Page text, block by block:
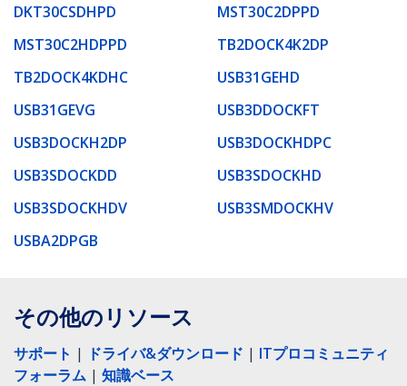
DKT30CSDHPD
MST30C2DPPD
MST30C2HDPPD
TB2DOCK4K2DP
TB2DOCK4KDHC
USB31GEHD
USB31GEVG
USB3DDOCKFT
USB3DOCKH2DP
USB3DOCKHDPC
USB3SDOCKDD
USB3SDOCKHD
USB3SDOCKHDV
USB3SMDOCKHV
USBA2DPGB
その他のリソース
サポート | ドライバ&ダウンロード | ITプロコミュニティ
フォーラム | 知識ベース